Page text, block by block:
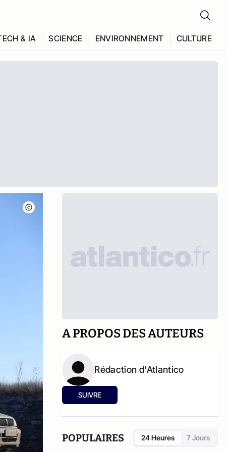
& IA SCIENCE ENVIRONNEMENT CULTURE
A PROPOS DES AUTEURS
Rédaction d'Atlantico
SUIVRE
POPULAIRES 24 Heures 7 Jours